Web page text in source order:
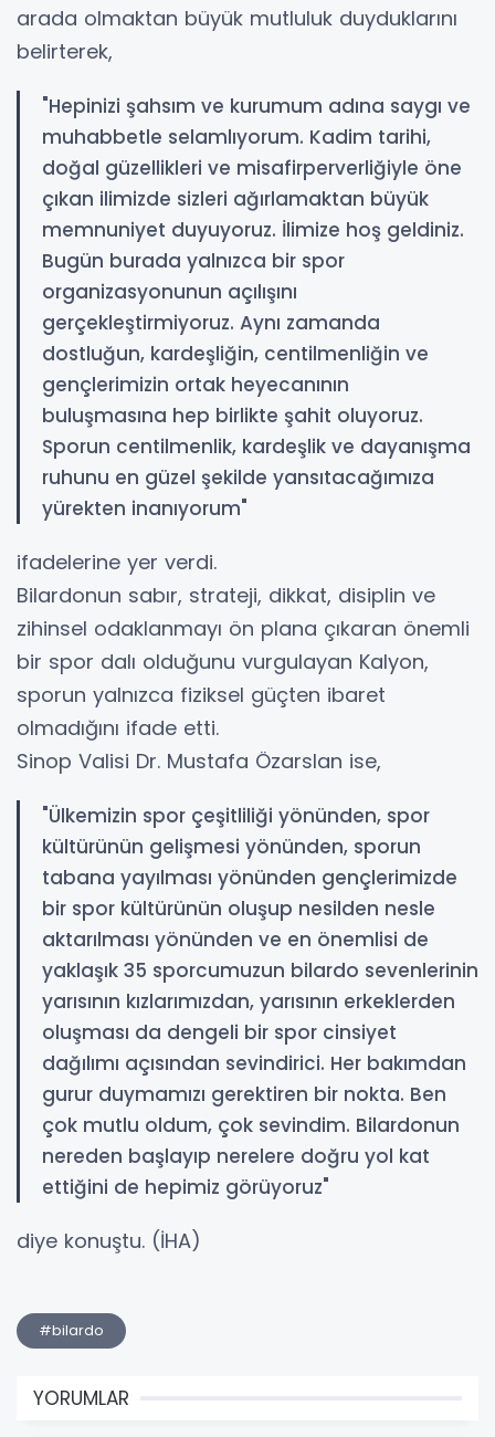
arada olmaktan büyük mutluluk duyduklarını
belirterek,
"Hepinizi şahsım ve kurumum adına saygı ve
muhabbetle selamlıyorum. Kadim tarihi,
doğal güzellikleri ve misafirperverliğiyle öne
çıkan ilimizde sizleri ağırlamaktan büyük
memnuniyet duyuyoruz. İlimize hoş geldiniz.
Bugün burada yalnızca bir spor
organizasyonunun açılışını
gerçekleştirmiyoruz. Aynı zamanda
dostluğun, kardeşliğin, centilmenliğin ve
gençlerimizin ortak heyecanının
buluşmasına hep birlikte şahit oluyoruz.
Sporun centilmenlik, kardeşlik ve dayanışma
ruhunu en güzel şekilde yansıtacağımıza
yürekten inanıyorum"
ifadelerine yer verdi.
Bilardonun sabır, strateji, dikkat, disiplin ve
zihinsel odaklanmayı ön plana çıkaran önemli
bir spor dalı olduğunu vurgulayan Kalyon,
sporun yalnızca fiziksel güçten ibaret
olmadığını ifade etti.
Sinop Valisi Dr. Mustafa Özarslan ise,
"Ülkemizin spor çeşitliliği yönünden, spor
kültürünün gelişmesi yönünden, sporun
tabana yayılması yönünden gençlerimizde
bir spor kültürünün oluşup nesilden nesle
aktarılması yönünden ve en önemlisi de
yaklaşık 35 sporcumuzun bilardo sevenlerinin
yarısının kızlarımızdan, yarısının erkeklerden
oluşması da dengeli bir spor cinsiyet
dağılımı açısından sevindirici. Her bakımdan
gurur duymamızı gerektiren bir nokta. Ben
çok mutlu oldum, çok sevindim. Bilardonun
nereden başlayıp nerelere doğru yol kat
ettiğini de hepimiz görüyoruz"
diye konuştu. (İHA)
#bilardo
YORUMLAR